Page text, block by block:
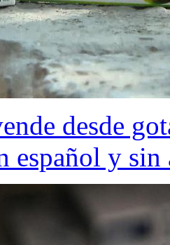
desde
español y